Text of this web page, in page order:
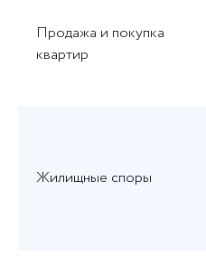
Продажа и покупка
квартир
Жилищные споры